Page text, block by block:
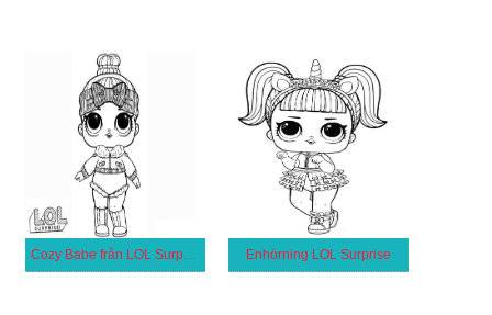
Cozy Babe från LOL Surprise Enhörning LOL Surprise